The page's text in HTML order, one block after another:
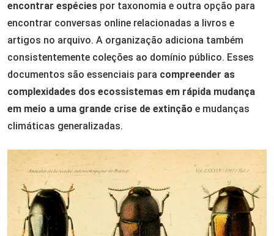
encontrar espécies por taxonomia e outra opção para
encontrar conversas online relacionadas a livros e
artigos no arquivo. A organização adiciona também
consistentemente coleções ao domínio público. Esses
documentos são essenciais para compreender as
complexidades dos ecossistemas em rápida mudança
em meio a uma grande crise de extinção e mudanças
climáticas generalizadas.